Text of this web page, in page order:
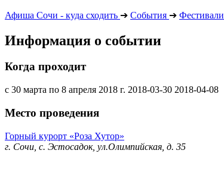
Афиша Сочи - куда сходить ➔ События ➔ Фестивали
Информация о событии
Когда проходит
с 30 марта по 8 апреля 2018 г. 2018-03-30 2018-04-08
Место проведения
Горный курорт «Роза Хутор»
г. Сочи, с. Эстосадок, ул.Олимпийская, д. 35